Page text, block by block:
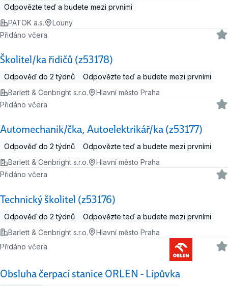
Odpovězte teď a budete mezi prvními
PATOK a.s.
Louny
Školitel/ka řidičů (z53178)
Přidáno včera
Odpověď do 2 týdnů
Odpovězte teď a budete mezi prvními
Barlett & Cenbright s.r.o.
Hlavní město Praha
Automechanik/čka, Autoelektrikář/ka (z53177)
Přidáno včera
Odpověď do 2 týdnů
Odpovězte teď a budete mezi prvními
Barlett & Cenbright s.r.o.
Hlavní město Praha
Technický školitel (z53176)
Přidáno včera
Odpověď do 2 týdnů
Odpovězte teď a budete mezi prvními
Barlett & Cenbright s.r.o.
Hlavní město Praha
Obsluha čerpací stanice ORLEN - Lipůvka
Přidáno včera